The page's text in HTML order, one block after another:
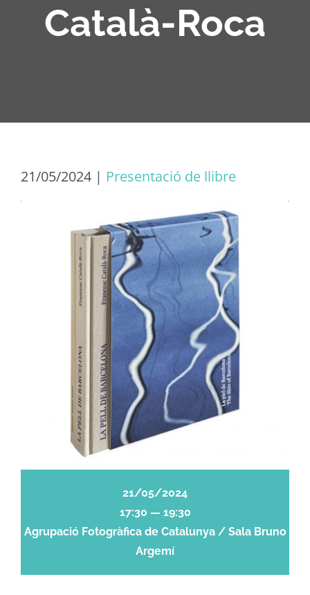
Català-Roca
21/05/2024 | Presentació de llibre
21/05/2024
17:30 — 19:30
Agrupació Fotogràfica de Catalunya / Sala Bruno
Argemí